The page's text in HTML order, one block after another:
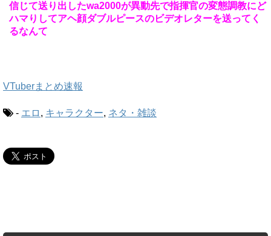
信じて送り出したwa2000が異動先で指揮官の変態調教にど
ハマりしてアヘ顔ダブルピースのビデオレターを送ってく
るなんて
VTuberまとめ速報
- エロ , キャラクター, ネタ・雑談